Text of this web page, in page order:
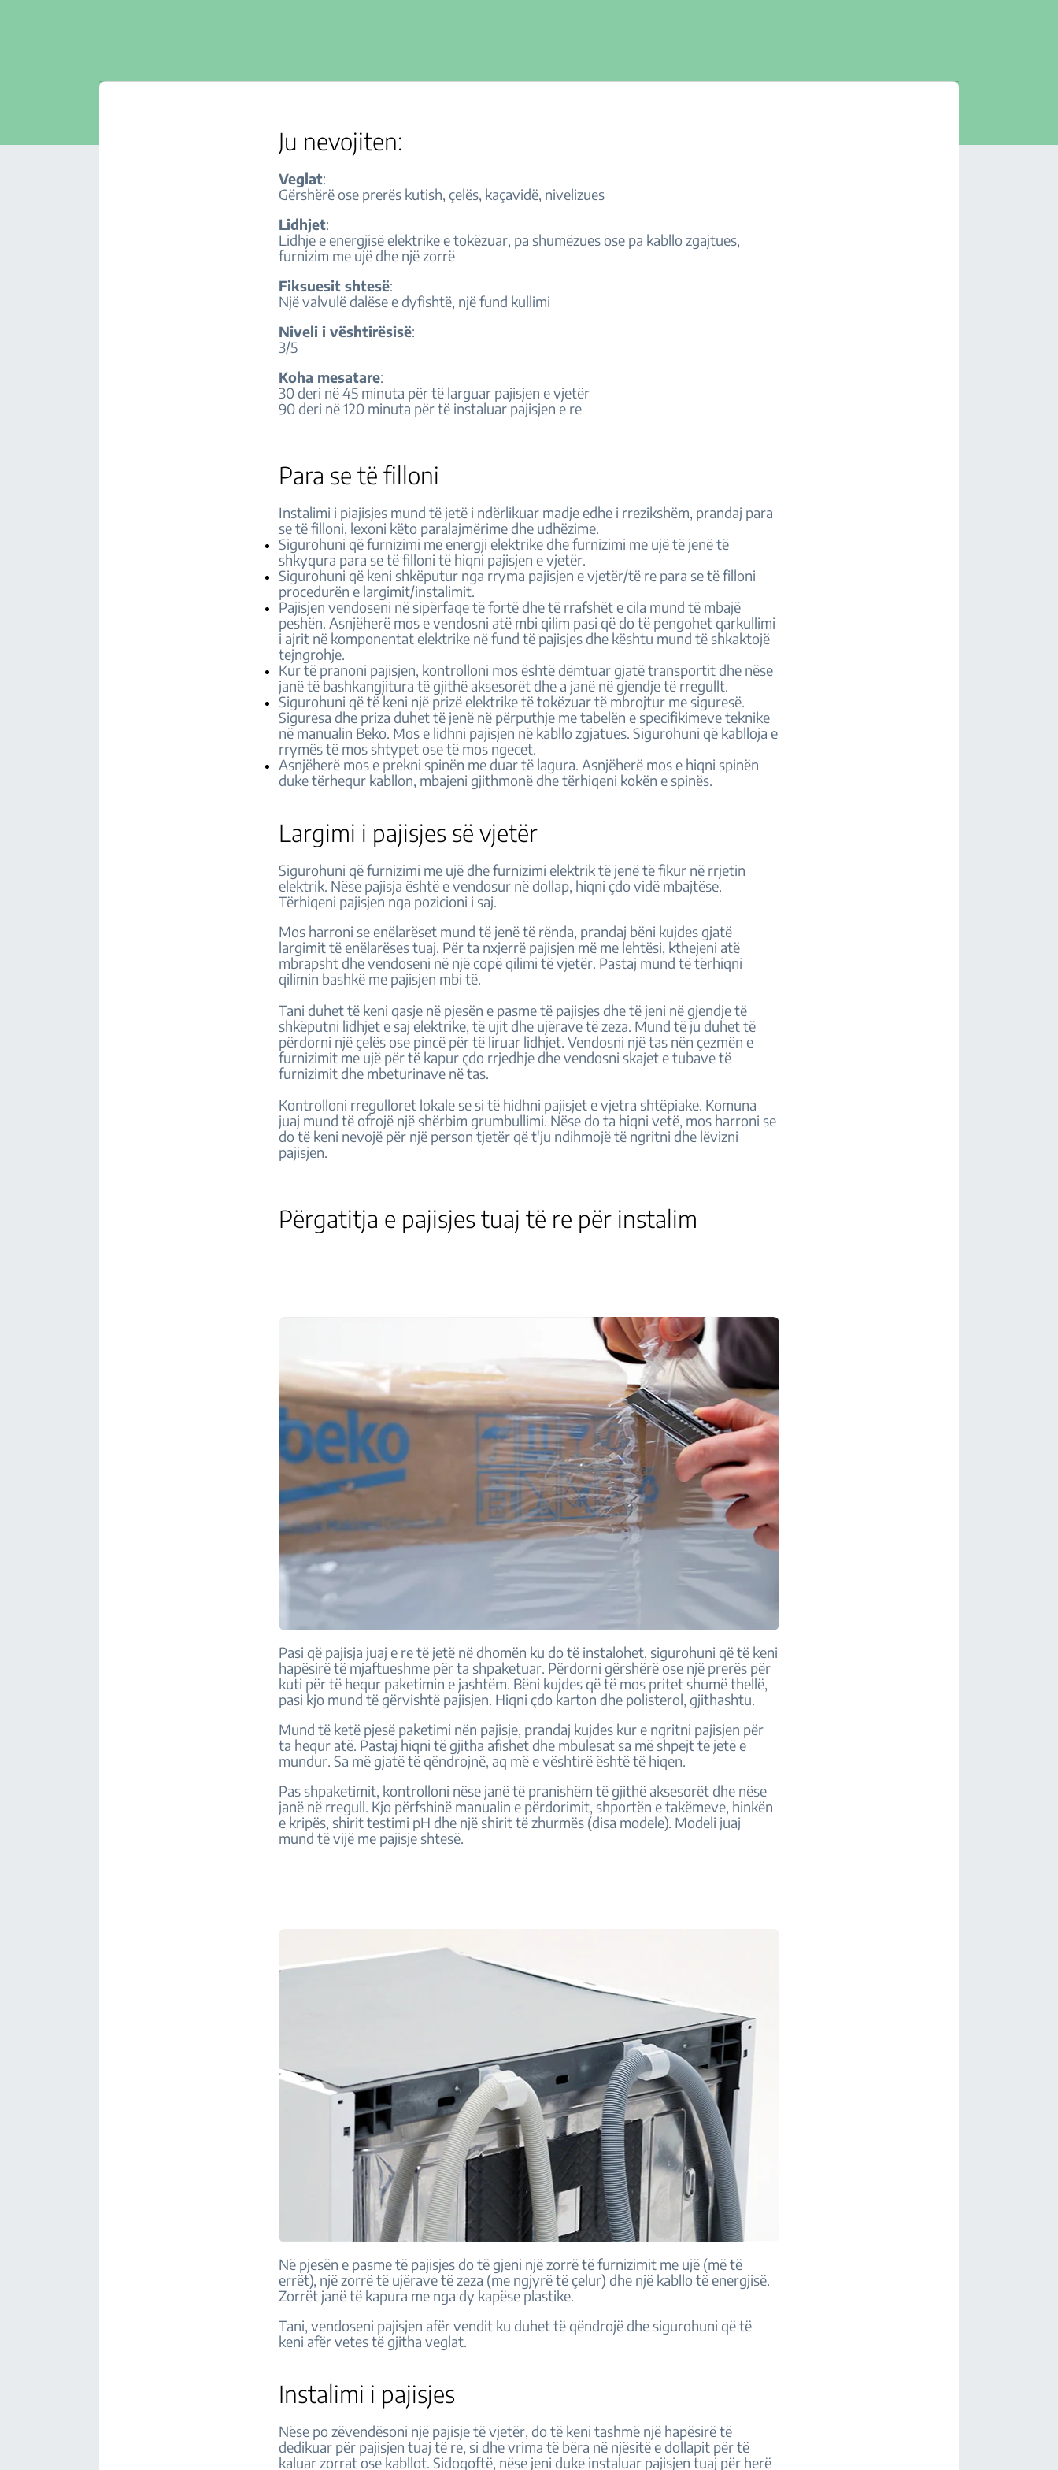
Ju nevojiten:
Veglat:
Gërshërë ose prerës kutish, çelës, kaçavidë, nivelizues
Lidhjet:
Lidhje e energjisë elektrike e tokëzuar, pa shumëzues ose pa kabllo zgajtues,
furnizim me ujë dhe një zorrë
Fiksuesit shtesë:
Një valvulë dalëse e dyfishtë, një fund kullimi
Niveli i vështirësisë:
3/5
Koha mesatare:
30 deri në 45 minuta për të larguar pajisjen e vjetër
90 deri në 120 minuta për të instaluar pajisjen e re
Para se të filloni
Instalimi i piajisjes mund të jetë i ndërlikuar madje edhe i rrezikshëm, prandaj para
se të filloni, lexoni këto paralajmërime dhe udhëzime.
Sigurohuni që furnizimi me energji elektrike dhe furnizimi me ujë të jenë të
shkyqura para se të filloni të hiqni pajisjen e vjetër.
Sigurohuni që keni shkëputur nga rryma pajisjen e vjetër/të re para se të filloni
procedurën e largimit/instalimit.
Pajisjen vendoseni në sipërfaqe të fortë dhe të rrafshët e cila mund të mbajë
peshën. Asnjëherë mos e vendosni atë mbi qilim pasi që do të pengohet qarkullimi
i ajrit në komponentat elektrike në fund të pajisjes dhe kështu mund të shkaktojë
tejngrohje.
Kur të pranoni pajisjen, kontrolloni mos është dëmtuar gjatë transportit dhe nëse
janë të bashkangjitura të gjithë aksesorët dhe a janë në gjendje të rregullt.
Sigurohuni që të keni një prizë elektrike të tokëzuar të mbrojtur me siguresë.
Siguresa dhe priza duhet të jenë në përputhje me tabelën e specifikimeve teknike
në manualin Beko. Mos e lidhni pajisjen në kabllo zgjatues. Sigurohuni që kablloja e
rrymës të mos shtypet ose të mos ngecet.
Asnjëherë mos e prekni spinën me duar të lagura. Asnjëherë mos e hiqni spinën
duke tërhequr kabllon, mbajeni gjithmonë dhe tërhiqeni kokën e spinës.
Largimi i pajisjes së vjetër
Sigurohuni që furnizimi me ujë dhe furnizimi elektrik të jenë të fikur në rrjetin
elektrik. Nëse pajisja është e vendosur në dollap, hiqni çdo vidë mbajtëse.
Tërhiqeni pajisjen nga pozicioni i saj.
Mos harroni se enëlarëset mund të jenë të rënda, prandaj bëni kujdes gjatë
largimit të enëlarëses tuaj. Për ta nxjerrë pajisjen më me lehtësi, kthejeni atë
mbrapsht dhe vendoseni në një copë qilimi të vjetër. Pastaj mund të tërhiqni
qilimin bashkë me pajisjen mbi të.
Tani duhet të keni qasje në pjesën e pasme të pajisjes dhe të jeni në gjendje të
shkëputni lidhjet e saj elektrike, të ujit dhe ujërave të zeza. Mund të ju duhet të
përdorni një çelës ose pincë për të liruar lidhjet. Vendosni një tas nën çezmën e
furnizimit me ujë për të kapur çdo rrjedhje dhe vendosni skajet e tubave të
furnizimit dhe mbeturinave në tas.
Kontrolloni rregulloret lokale se si të hidhni pajisjet e vjetra shtëpiake. Komuna
juaj mund të ofrojë një shërbim grumbullimi. Nëse do ta hiqni vetë, mos harroni se
do të keni nevojë për një person tjetër që t'ju ndihmojë të ngritni dhe lëvizni
pajisjen.
Përgatitja e pajisjes tuaj të re për instalim
Pasi që pajisja juaj e re të jetë në dhomën ku do të instalohet, sigurohuni që të keni
hapësirë të mjaftueshme për ta shpaketuar. Përdorni gërshërë ose një prerës për
kuti për të hequr paketimin e jashtëm. Bëni kujdes që të mos pritet shumë thellë,
pasi kjo mund të gërvishtë pajisjen. Hiqni çdo karton dhe polisterol, gjithashtu.
Mund të ketë pjesë paketimi nën pajisje, prandaj kujdes kur e ngritni pajisjen për
ta hequr atë. Pastaj hiqni të gjitha afishet dhe mbulesat sa më shpejt të jetë e
mundur. Sa më gjatë të qëndrojnë, aq më e vështirë është të hiqen.
Pas shpaketimit, kontrolloni nëse janë të pranishëm të gjithë aksesorët dhe nëse
janë në rregull. Kjo përfshinë manualin e përdorimit, shportën e takëmeve, hinkën
e kripës, shirit testimi pH dhe një shirit të zhurmës (disa modele). Modeli juaj
mund të vijë me pajisje shtesë.
Në pjesën e pasme të pajisjes do të gjeni një zorrë të furnizimit me ujë (më të
errët), një zorrë të ujërave të zeza (me ngjyrë të çelur) dhe një kabllo të energjisë.
Zorrët janë të kapura me nga dy kapëse plastike.
Tani, vendoseni pajisjen afër vendit ku duhet të qëndrojë dhe sigurohuni që të
keni afër vetes të gjitha veglat.
Instalimi i pajisjes
Nëse po zëvendësoni një pajisje të vjetër, do të keni tashmë një hapësirë të
dedikuar për pajisjen tuaj të re, si dhe vrima të bëra në njësitë e dollapit për të
kaluar zorrat ose kabllot. Sidoqoftë, nëse jeni duke instaluar pajisjen tuaj për herë